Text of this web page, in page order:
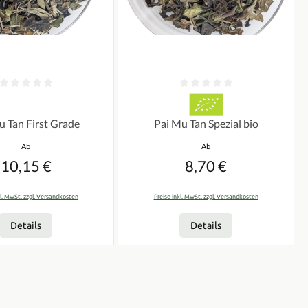
Tan First Grade
Regulärer Preis:
Ab
10,15 €
MwSt. zzgl. Versandkosten
Details
Durchschnittliche Bewertung von 0
Pai Mu Tan Spezial bio
Regulärer Preis:
Ab
8,70 €
Preise inkl. MwSt. zzgl. Versandkosten
Details